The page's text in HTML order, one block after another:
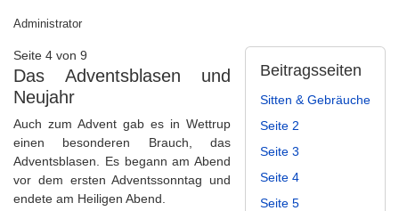
Administrator
Beitragsseiten
Sitten & Gebräuche
Seite 2
Seite 3
Seite 4
Seite 5
Seite 4 von 9
Das Adventsblasen und
Neujahr
Auch zum Advent gab es in Wettrup
einen besonderen Brauch, das
Adventsblasen. Es begann am Abend
vor dem ersten Adventssonntag und
endete am Heiligen Abend.